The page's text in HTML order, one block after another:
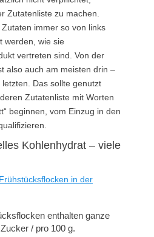
Zutatenliste zu machen.
immer so von links
werden, wie sie
vertreten sind. Von der
also auch am meisten drin –
Das sollte genutzt
Zutatenliste mit Worten
beginnen, vom Einzug in den
Kohlenhydrat – viele
enthalten ganze
/ pro 100 g.